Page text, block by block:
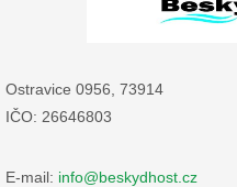
Ostravice 0956, 73914
IČO: 26646803
E-mail: info@beskydhost.cz